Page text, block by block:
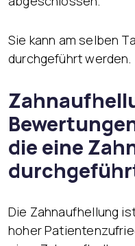
Sie kann am selben
durchgeführt werden.
die eine
Die Zahnaufhellung
hoher